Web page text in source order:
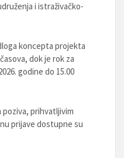
i istraživačko-
koncepta projekta
dok je rok za
godine do 15.00
prihvatljivim
prijave dostupne su